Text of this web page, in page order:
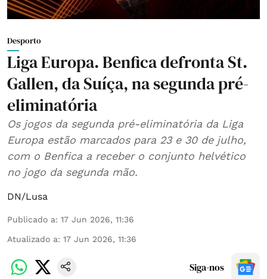
Desporto
Liga Europa. Benfica defronta St.
Gallen, da Suíça, na segunda pré-
eliminatória
Os jogos da segunda pré-eliminatória da Liga
Europa estão marcados para 23 e 30 de julho,
com o Benfica a receber o conjunto helvético
no jogo da segunda mão.
DN/Lusa
Publicado a: 17 Jun 2026, 11:36
Atualizado a: 17 Jun 2026, 11:36
Siga-nos